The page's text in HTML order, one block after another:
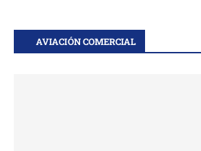
AVIACIÓN COMERCIAL